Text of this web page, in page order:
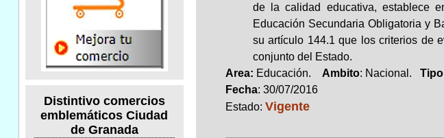
Distintivo comercios
emblemáticos Ciudad
de Granada
de la calidad educativa, establece
Educación Secundaria Obligatoria y
su artículo 144.1 que los criterios de
conjunto del Estado.
Area: Educación. Ambito: Nacional.
Fecha: 30/07/2016
Estado: Vigente